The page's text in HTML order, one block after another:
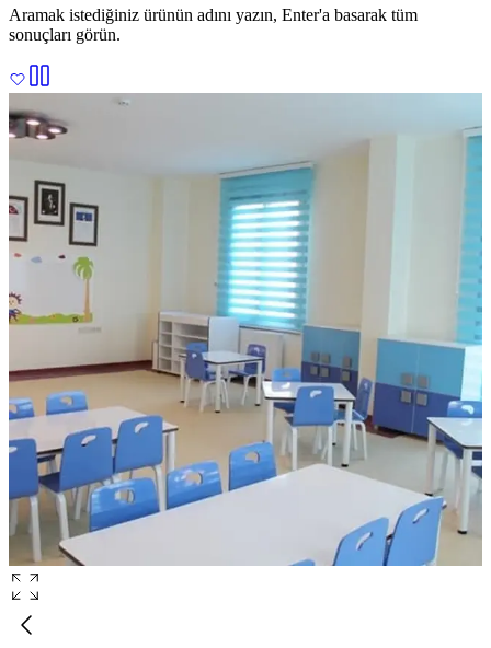
Aramak istediğiniz ürünün adını yazın, Enter'a basarak tüm
sonuçları görün.